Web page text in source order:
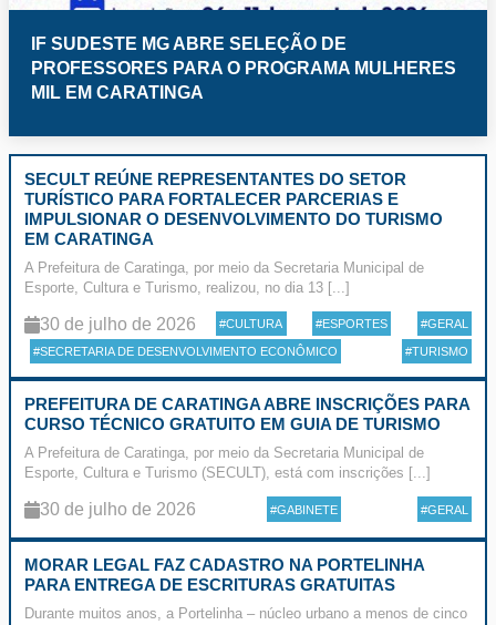
IF SUDESTE MG ABRE SELEÇÃO DE
PROFESSORES PARA O PROGRAMA MULHERES
MIL EM CARATINGA
SECULT REÚNE REPRESENTANTES DO SETOR
TURÍSTICO PARA FORTALECER PARCERIAS E
IMPULSIONAR O DESENVOLVIMENTO DO TURISMO
EM CARATINGA
A Prefeitura de Caratinga, por meio da Secretaria Municipal de
Esporte, Cultura e Turismo, realizou, no dia 13 [...]
30 de julho de 2026 #CULTURA #ESPORTES #GERAL
#SECRETARIA DE DESENVOLVIMENTO ECONÔMICO #TURISMO
PREFEITURA DE CARATINGA ABRE INSCRIÇÕES PARA
CURSO TÉCNICO GRATUITO EM GUIA DE TURISMO
A Prefeitura de Caratinga, por meio da Secretaria Municipal de
Esporte, Cultura e Turismo (SECULT), está com inscrições [...]
30 de julho de 2026 #GABINETE #GERAL
MORAR LEGAL FAZ CADASTRO NA PORTELINHA
PARA ENTREGA DE ESCRITURAS GRATUITAS
Durante muitos anos, a Portelinha – núcleo urbano a menos de cinco